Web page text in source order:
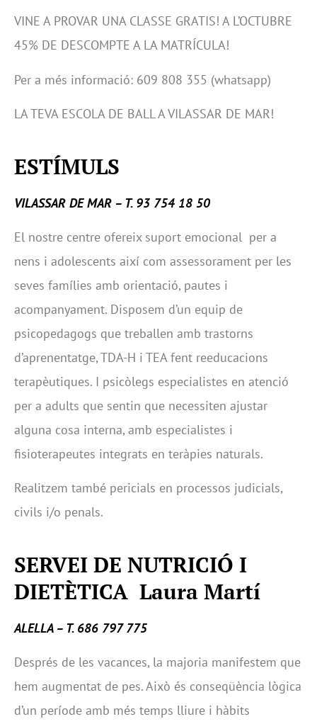
VINE A PROVAR UNA CLASSE GRATIS! A L’OCTUBRE
45% DE DESCOMPTE A LA MATRÍCULA!
Per a més informació: 609 808 355 (whatsapp)
LA TEVA ESCOLA DE BALL A VILASSAR DE MAR!
ESTÍMULS
VILASSAR DE MAR – T. 93 754 18 50
El nostre centre ofereix suport emocional per a
nens i adolescents així com assessorament per les
seves famílies amb orientació, pautes i
acompanyament. Disposem d’un equip de
psicopedagogs que treballen amb trastorns
d’aprenentatge, TDA-H i TEA fent reeducacions
terapèutiques. I psicòlegs especialistes en atenció
per a adults que sentin que necessiten ajustar
alguna cosa interna, amb especialistes i
fisioterapeutes integrats en teràpies naturals.
Realitzem també pericials en processos judicials,
civils i/o penals.
SERVEI DE NUTRICIÓ I
DIETÈTICA Laura Martí
ALELLA – T. 686 797 775
Després de les vacances, la majoria manifestem que
hem augmentat de pes. Això és conseqüència lògica
d’un període amb més temps lliure i hàbits